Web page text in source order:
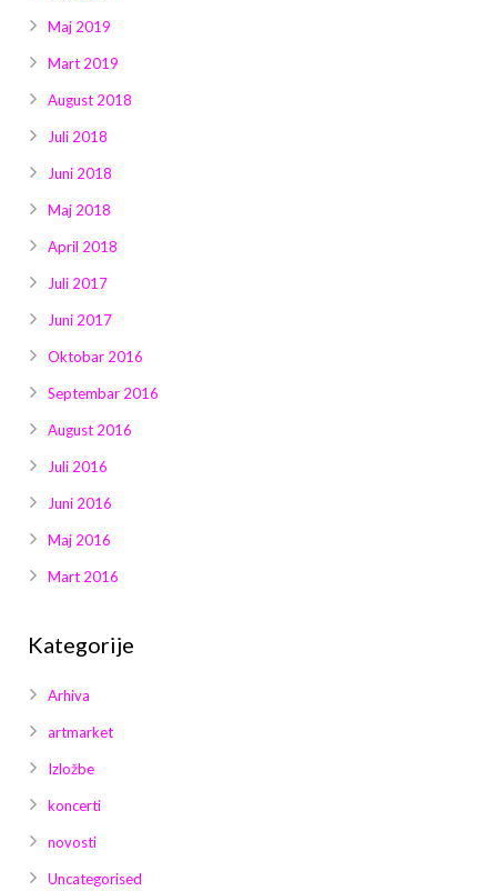
Maj 2019
Mart 2019
August 2018
Juli 2018
Juni 2018
Maj 2018
April 2018
Juli 2017
Juni 2017
Oktobar 2016
Septembar 2016
August 2016
Juli 2016
Juni 2016
Maj 2016
Mart 2016
Kategorije
Arhiva
artmarket
Izložbe
koncerti
novosti
Uncategorised